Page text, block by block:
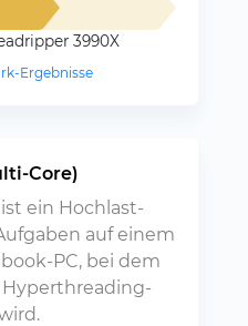
3990X
Ergebnisse
Core)
ein Hochlast-
auf einem
PC, bei dem